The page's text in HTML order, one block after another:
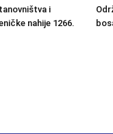
i
nahije 1266.